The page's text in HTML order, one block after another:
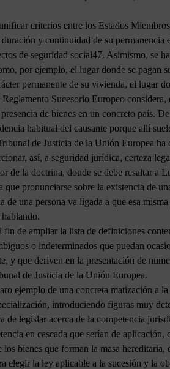
criterios entre los Estados
y continuidad de su
de seguridad social47. Asimismo, se
por ejemplo, el lugar donde se pagan
permanente de su vivienda, el lugar
Sucesorio Europeo
de bienes en un concreto país.
habitual del causante porque allí
de Justicia de la Unión Europea ha
así, a seguridad jurídica, certeza
de la doctrina, donde se debe resaltar a
pronunciarse sobre la existencia de
una persona va ligada a que esa
de ampliar la lista de definiciones
o indeterminados que puedan
y que deriven en la presentación de
de Justicia de la Unión Europea.
ejemplo de una concreta matización a
introduciendo figuras muy
de legislar acerca de la competencia
en cascada que serían de
bienes que forman la masa
elegir la ley aplicable a la sucesión y la